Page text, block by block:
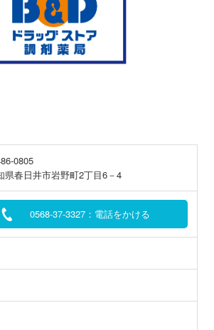
0805
県春日井市岩野町2丁目6－4
0568-37-3327：電話をかける